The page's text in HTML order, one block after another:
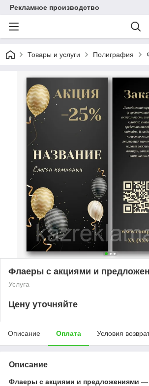
Рекламное производство
Товары и услуги Полиграфия
Флаеры с акциями и
Услуга
Цену уточняйте
Описание Оплата Условия
Описание
Флаеры с акциями и предложениями —